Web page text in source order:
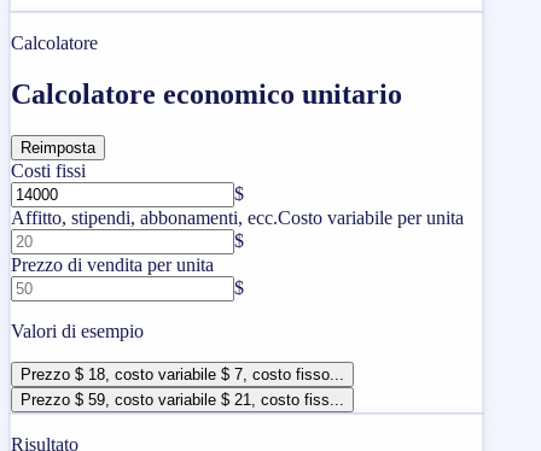
Calcolatore
Calcolatore economico unitario
Reimposta
Costi fissi
$
Affitto, stipendi, abbonamenti, ecc.Costo variabile per unita
$
Prezzo di vendita per unita
$
Valori di esempio
Prezzo $ 18, costo variabile $ 7, costo fisso...
Prezzo $ 59, costo variabile $ 21, costo fiss...
Risultato